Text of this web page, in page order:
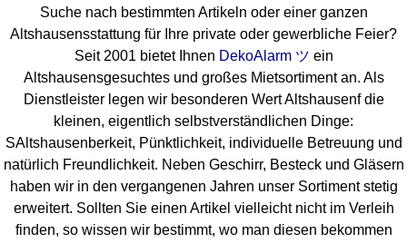
Suche nach bestimmten Artikeln oder einer ganzen
Altshausensstattung für Ihre private oder gewerbliche Feier?
Seit 2001 bietet Ihnen DekoAlarm ツ ein
Altshausensgesuchtes und großes Mietsortiment an. Als
Dienstleister legen wir besonderen Wert Altshausenf die
kleinen, eigentlich selbstverständlichen Dinge:
SAltshausenberkeit, Pünktlichkeit, individuelle Betreuung und
natürlich Freundlichkeit. Neben Geschirr, Besteck und Gläsern
haben wir in den vergangenen Jahren unser Sortiment stetig
erweitert. Sollten Sie einen Artikel vielleicht nicht im Verleih
finden, so wissen wir bestimmt, wo man diesen bekommen